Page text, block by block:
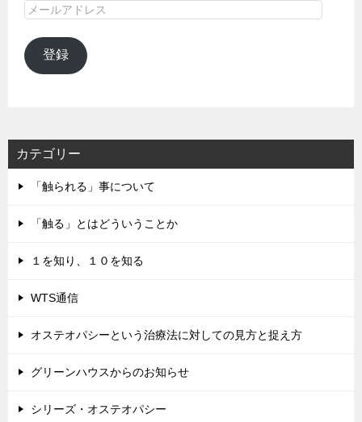
メ
ル
ア
登録
カテゴリー
「触られる」事について
「触る」とはどういうことか
１を知り、１０を知る
WTS通信
オステオパシーという治療法に対しての見方と捉え方
グリーンハウスからのお知らせ
シリーズ・オステオパシー